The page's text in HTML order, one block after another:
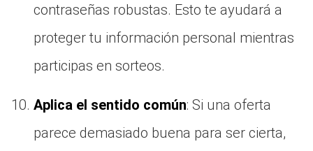
contraseñas robustas. Esto te ayudará a
proteger tu información personal mientras
participas en sorteos.
Aplica el sentido común: Si una oferta
parece demasiado buena para ser cierta,